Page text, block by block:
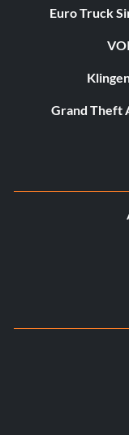
Euro Truck
Grand Theft